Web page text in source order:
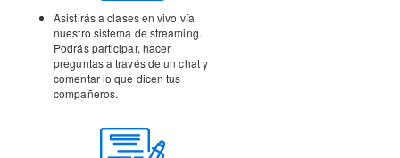
Asistirás a clases en vivo vía
nuestro sistema de streaming.
Podrás participar, hacer
preguntas a través de un chat y
comentar lo que dicen tus
compañeros.